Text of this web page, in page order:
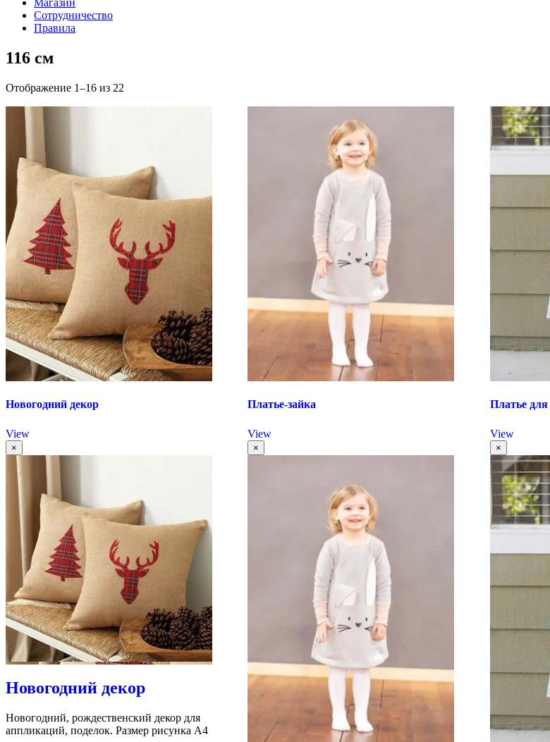
Магазин
Сотрудничество
Правила
116 см
Отображение 1–16 из 22
Новогодний декор
View
×
Новогодний декор
Новогодний, рождественский декор для
аппликаций, поделок. Размер рисунка А4
Платье-зайка
View
×
Платье для
View
×